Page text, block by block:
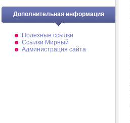
Дополнительная информация
Полезные ссылки
Ссылки Мирный
Администрация сайта